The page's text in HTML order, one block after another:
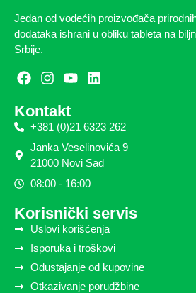
Jedan od vodećih proizvođača
dodataka ishrani u obliku tableta na
Srbije.
Kontakt
+381 (0)21 6323 262
Janka Veselinovića 9
21000 Novi Sad
08:00 - 16:00
Korisnički servis
Uslovi korišćenja
Isporuka i troškovi
Odustajanje od kupovine
Otkazivanje porudžbine